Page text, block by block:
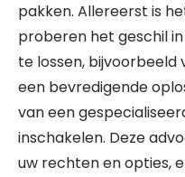
pakken. Allereerst is
proberen het geschil
te lossen, bijvoorbeeld
een bevredigende
van een
inschakelen. Deze
uw rechten en opties,